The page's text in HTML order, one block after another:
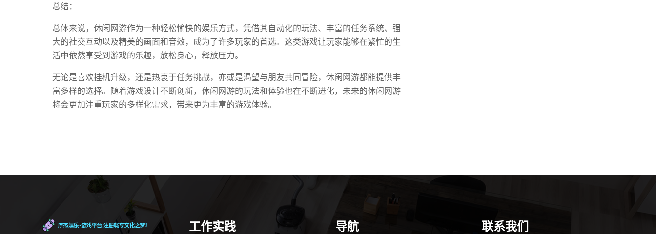
总结：
总体来说，休闲网游作为一种轻松愉快的娱乐方式，凭借其自动化的玩法、丰富的任务系统、强
大的社交互动以及精美的画面和音效，成为了许多玩家的首选。这类游戏让玩家能够在繁忙的生
活中依然享受到游戏的乐趣，放松身心，释放压力。
无论是喜欢挂机升级，还是热衷于任务挑战，亦或是渴望与朋友共同冒险，休闲网游都能提供丰
富多样的选择。随着游戏设计不断创新，休闲网游的玩法和体验也在不断进化，未来的休闲网游
将会更加注重玩家的多样化需求，带来更为丰富的游戏体验。
工作实践 导航 联系我们